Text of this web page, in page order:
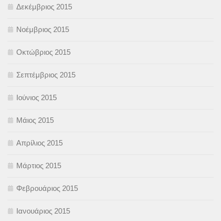
Δεκέμβριος 2015
Νοέμβριος 2015
Οκτώβριος 2015
Σεπτέμβριος 2015
Ιούνιος 2015
Μάιος 2015
Απρίλιος 2015
Μάρτιος 2015
Φεβρουάριος 2015
Ιανουάριος 2015